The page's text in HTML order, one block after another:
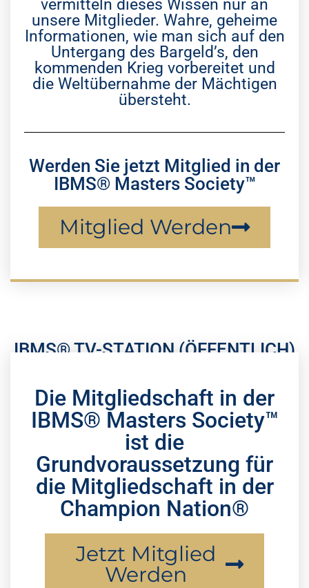
vermitteln dieses Wissen nur an
unsere Mitglieder. Wahre, geheime
Informationen, wie man sich auf den
Untergang des Bargeld’s, den
kommenden Krieg vorbereitet und
die Weltübernahme der Mächtigen
übersteht.
Werden Sie jetzt Mitglied in der
IBMS® Masters Society™
Mitglied Werden
IBMS® TV-STATION (ÖFFENTLICH)
Radio Show
Die Mitgliedschaft in der
IBMS® Masters Society™
ist die
Grundvoraussetzung für
die Mitgliedschaft in der
Champion Nation®
Jetzt Mitglied
Werden